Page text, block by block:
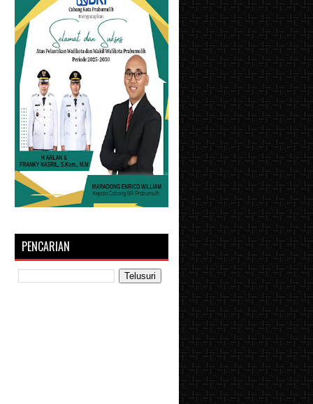
PENCARIAN